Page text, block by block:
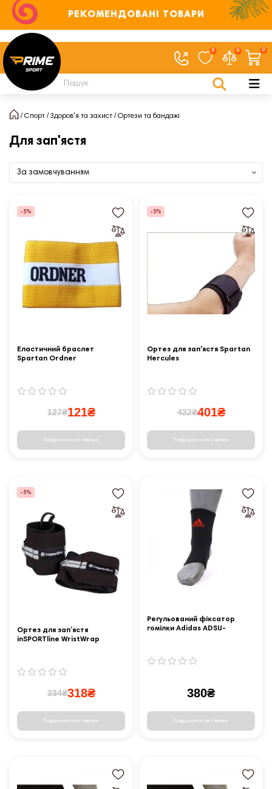
РЕКОМЕНДОВАНІ ТОВАРИ
0 0 0
Спорт Здоров'я та захист Ортези та бандажі
Для зап'ястя
-5%
Еластичний браслет
Spartan Ordner
127₴121₴
Повідомити коли з'явиться
-5%
Ортез для зап'ястя Spartan
Hercules
422₴401₴
Повідомити коли з'явиться
-5%
Ортез для зап’ястя
inSPORTline WristWrap
334₴318₴
Повідомити коли з'явиться
Регульований фіксатор
гомілки Adidas ADSU-
380₴
Повідомити коли з'явиться